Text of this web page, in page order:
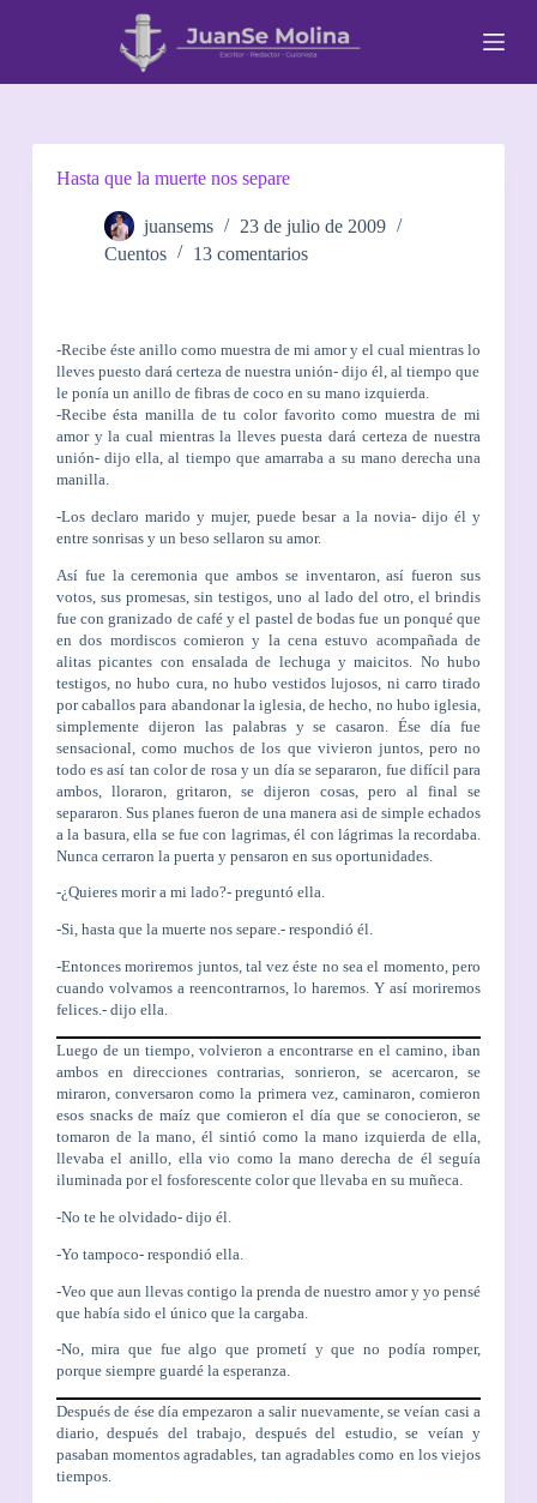
t
Hasta que la muerte nos separe
juansems
23 de julio de 2009
Cuentos
13 comentarios
-Recibe éste anillo como muestra de mi amor y el cual mientras lo
lleves puesto dará certeza de nuestra unión- dijo él, al tiempo que
le ponía un anillo de fibras de coco en su mano izquierda.
-Recibe ésta manilla de tu color favorito como muestra de mi
amor y la cual mientras la lleves puesta dará certeza de nuestra
unión- dijo ella, al tiempo que amarraba a su mano derecha una
manilla.
-Los declaro marido y mujer, puede besar a la novia- dijo él y
entre sonrisas y un beso sellaron su amor.
Así fue la ceremonia que ambos se inventaron, así fueron sus
votos, sus promesas, sin testigos, uno al lado del otro, el brindis
fue con granizado de café y el pastel de bodas fue un ponqué que
en dos mordiscos comieron y la cena estuvo acompañada de
alitas picantes con ensalada de lechuga y maicitos. No hubo
testigos, no hubo cura, no hubo vestidos lujosos, ni carro tirado
por caballos para abandonar la iglesia, de hecho, no hubo iglesia,
simplemente dijeron las palabras y se casaron. Ése día fue
sensacional, como muchos de los que vivieron juntos, pero no
todo es así tan color de rosa y un día se separaron, fue difícil para
ambos, lloraron, gritaron, se dijeron cosas, pero al final se
separaron. Sus planes fueron de una manera asi de simple echados
a la basura, ella se fue con lagrimas, él con lágrimas la recordaba.
Nunca cerraron la puerta y pensaron en sus oportunidades.
-¿Quieres morir a mi lado?- preguntó ella.
-Si, hasta que la muerte nos separe.- respondió él.
-Entonces moriremos juntos, tal vez éste no sea el momento, pero
cuando volvamos a reencontrarnos, lo haremos. Y así moriremos
felices.- dijo ella.
Luego de un tiempo, volvieron a encontrarse en el camino, iban
ambos en direcciones contrarias, sonrieron, se acercaron, se
miraron, conversaron como la primera vez, caminaron, comieron
esos snacks de maíz que comieron el día que se conocieron, se
tomaron de la mano, él sintió como la mano izquierda de ella,
llevaba el anillo, ella vio como la mano derecha de él seguía
iluminada por el fosforescente color que llevaba en su muñeca.
-No te he olvidado- dijo él.
-Yo tampoco- respondió ella.
-Veo que aun llevas contigo la prenda de nuestro amor y yo pensé
que había sido el único que la cargaba.
-No, mira que fue algo que prometí y que no podía romper,
porque siempre guardé la esperanza.
Después de ése día empezaron a salir nuevamente, se veían casi a
diario, después del trabajo, después del estudio, se veían y
pasaban momentos agradables, tan agradables como en los viejos
tiempos.